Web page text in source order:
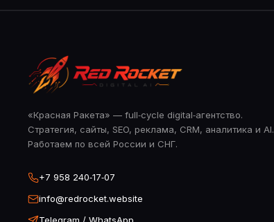
«Красная Ракета» — full‑cycle digital‑агентство.
Стратегия, сайты, SEO, реклама, CRM, аналитика и AI.
Работаем по всей России и СНГ.
+7 958 240‑17‑07
info@redrocket.website